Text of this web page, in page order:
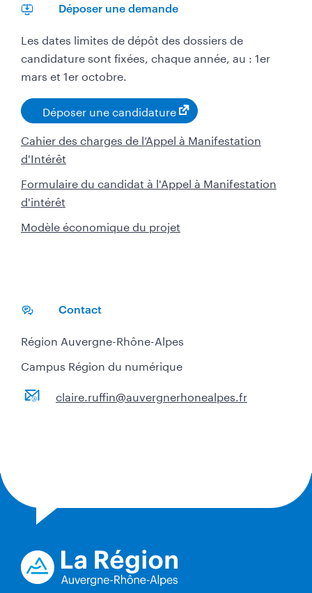
Déposer une demande
​Les dates limites de dépôt des dossiers de
candidature sont fixées, chaque année, au : 1er
mars et 1er octobre.
Déposer une candidature
Cahier des charges de l’Appel à Manifestation
d'Intérêt
Formulaire du candidat à l'Appel à Manifestation
d'intérêt
Modèle économique du projet
Contact
Région Auvergne-Rhône-Alpes
Campus Région du numérique
claire.ruffin@auvergnerhonealpes.fr